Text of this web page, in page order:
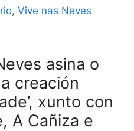
, Vive nas Neves
asina o
creación
xunto con
A Cañiza e